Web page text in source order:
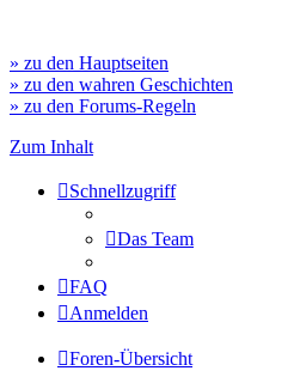
» zu den Hauptseiten
» zu den wahren Geschichten
» zu den Forums-Regeln
Zum Inhalt
Schnellzugriff
Das Team
FAQ
Anmelden
Foren-Übersicht